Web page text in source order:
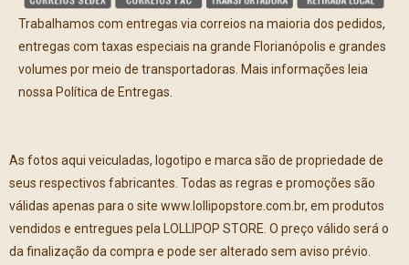
Trabalhamos com entregas via correios na maioria dos pedidos,
entregas com taxas especiais na grande Florianópolis e grandes
volumes por meio de transportadoras. Mais informações leia
nossa Política de Entregas.
As fotos aqui veiculadas, logotipo e marca são de propriedade de
seus respectivos fabricantes. Todas as regras e promoções são
válidas apenas para o site www.lollipopstore.com.br, em produtos
vendidos e entregues pela LOLLIPOP STORE. O preço válido será o
da finalização da compra e pode ser alterado sem aviso prévio.